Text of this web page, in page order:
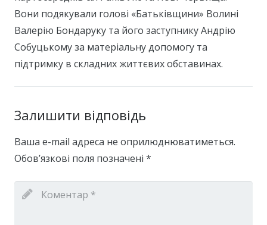
Вони подякували голові «Батьківщини» Волині
Валерію Бондаруку та його заступнику Андрію
Собуцькому за матеріальну допомогу та
підтримку в складних життєвих обставинах.
Залишити відповідь
Ваша e-mail адреса не оприлюднюватиметься.
Обов’язкові поля позначені *